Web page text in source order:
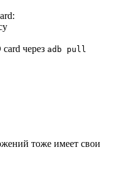
через adb pull
тоже имеет свои